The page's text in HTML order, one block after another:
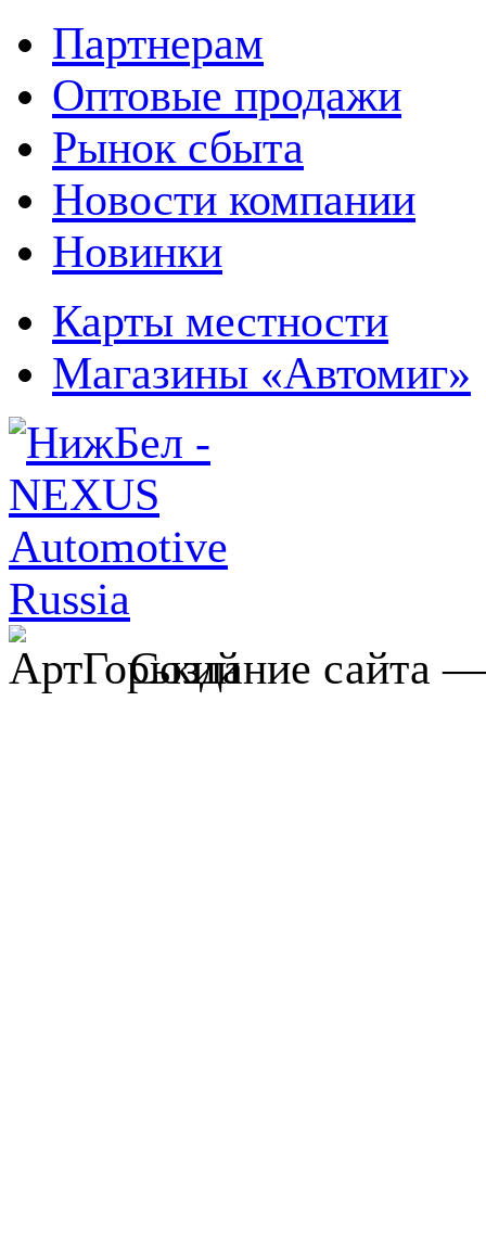
Партнерам
Оптовые продажи
Рынок сбыта
Новости компании
Новинки
Карты местности
Магазины «Автомиг»
Создание сайта